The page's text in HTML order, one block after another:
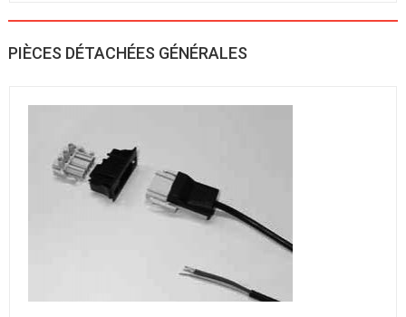
PIÈCES DÉTACHÉES GÉNÉRALES